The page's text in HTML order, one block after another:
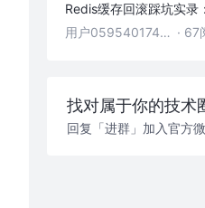
用户05954017446 · 67
找对属于你的技术
回复「进群」加入官方